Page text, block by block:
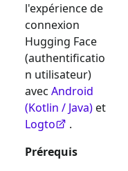
l'expérience de
connexion
Hugging Face
(authentificatio
n utilisateur)
avec Android
(Kotlin / Java)et
Logto
.
Prérequis